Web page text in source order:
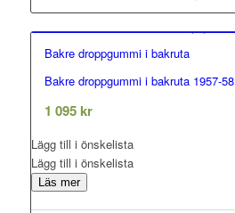
Bakre droppgummi i bakruta
Bakre droppgummi i bakruta 1957-58
1 095 kr
Lägg till i önskelista
Lägg till i önskelista
Läs mer